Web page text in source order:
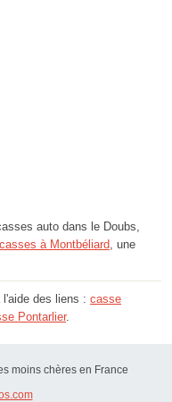
auto dans le Doubs,
casses à Montbéliard, une
l'aide des liens : casse
Pontarlier.
moins chères en France